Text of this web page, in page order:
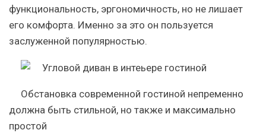
функциональность, эргономичность, но не лишает
его комфорта. Именно за это он пользуется
заслуженной популярностью.
Обстановка современной гостиной непременно
должна быть стильной, но также и максимально
простой